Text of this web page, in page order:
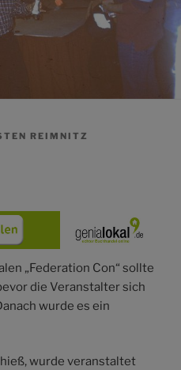
REIMNITZ
„Federation Con“ sollte
die Veranstalter sich
wurde es ein
wurde veranstaltet